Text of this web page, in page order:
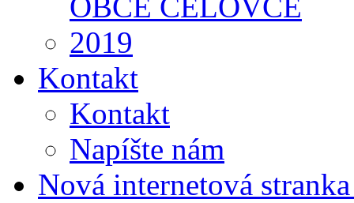
OBCE ČELOVCE
2019
Kontakt
Kontakt
Napíšte nám
Nová internetová